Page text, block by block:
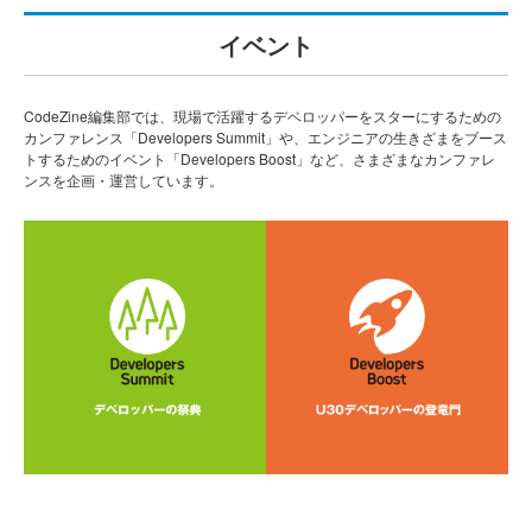
イベント
CodeZine編集部では、現場で活躍するデベロッパーをスターにするための
カンファレンス「Developers Summit」や、エンジニアの生きざまをブース
トするためのイベント「Developers Boost」など、さまざまなカンファレ
ンスを企画・運営しています。